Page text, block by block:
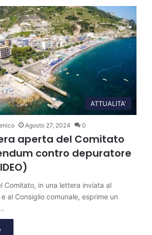
ATTUALITA'
Agosto 27, 2024 0
aperta del Comitato
contro depuratore
Comitato, in una lettera inviata al
al Consiglio comunale, esprime un